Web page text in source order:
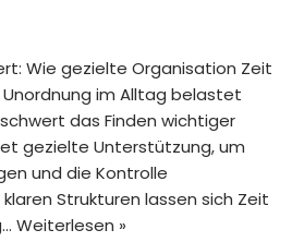
Wie gezielte Organisation Zeit
im Alltag belastet
das Finden wichtiger
gezielte Unterstützung, um
und die Kontrolle
Strukturen lassen sich Zeit
Weiterlesen »